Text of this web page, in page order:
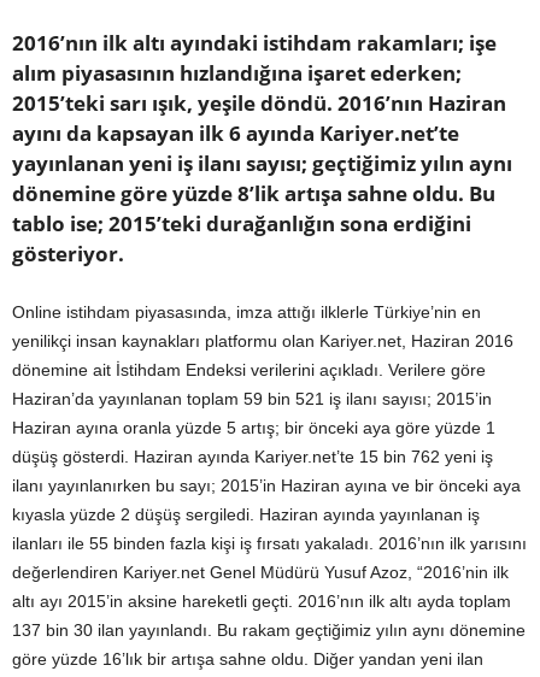
2016’nın ilk altı ayındaki istihdam rakamları; işe
alım piyasasının hızlandığına işaret ederken;
2015’teki sarı ışık, yeşile döndü. 2016’nın Haziran
ayını da kapsayan ilk 6 ayında Kariyer.net’te
yayınlanan yeni iş ilanı sayısı; geçtiğimiz yılın aynı
dönemine göre yüzde 8’lik artışa sahne oldu. Bu
tablo ise; 2015’teki durağanlığın sona erdiğini
gösteriyor.
Online istihdam piyasasında, imza attığı ilklerle Türkiye’nin en
yenilikçi insan kaynakları platformu olan Kariyer.net, Haziran 2016
dönemine ait İstihdam Endeksi verilerini açıkladı. Verilere göre
Haziran’da yayınlanan toplam 59 bin 521 iş ilanı sayısı; 2015’in
Haziran ayına oranla yüzde 5 artış; bir önceki aya göre yüzde 1
düşüş gösterdi. Haziran ayında Kariyer.net’te 15 bin 762 yeni iş
ilanı yayınlanırken bu sayı; 2015’in Haziran ayına ve bir önceki aya
kıyasla yüzde 2 düşüş sergiledi. Haziran ayında yayınlanan iş
ilanları ile 55 binden fazla kişi iş fırsatı yakaladı. 2016’nın ilk yarısını
değerlendiren Kariyer.net Genel Müdürü Yusuf Azoz, “2016’nin ilk
altı ayı 2015’in aksine hareketli geçti. 2016’nın ilk altı ayda toplam
137 bin 30 ilan yayınlandı. Bu rakam geçtiğimiz yılın aynı dönemine
göre yüzde 16’lık bir artışa sahne oldu. Diğer yandan yeni ilan